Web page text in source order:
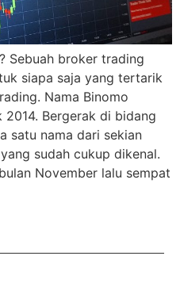
Sebuah broker trading
siapa saja yang tertarik
Nama Binomo
2014. Bergerak di bidang
satu nama dari sekian
sudah cukup dikenal.
November lalu sempat